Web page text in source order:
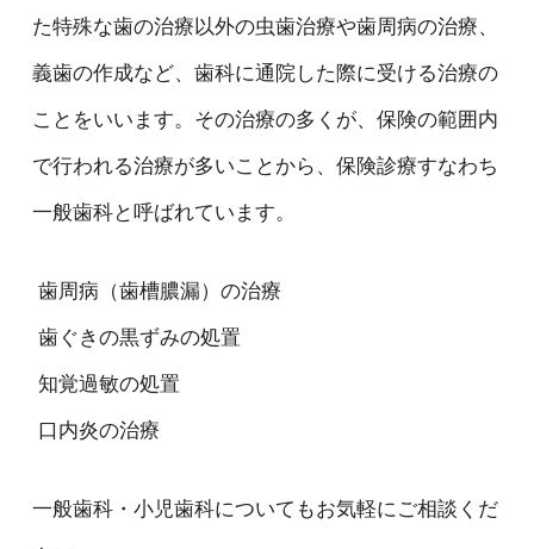
た特殊な歯の治療以外の虫歯治療や歯周病の治療、
義歯の作成など、歯科に通院した際に受ける治療の
ことをいいます。その治療の多くが、保険の範囲内
で行われる治療が多いことから、保険診療すなわち
一般歯科と呼ばれています。
歯周病（歯槽膿漏）の治療
歯ぐきの黒ずみの処置
知覚過敏の処置
口内炎の治療
一般歯科・小児歯科についてもお気軽にご相談くだ